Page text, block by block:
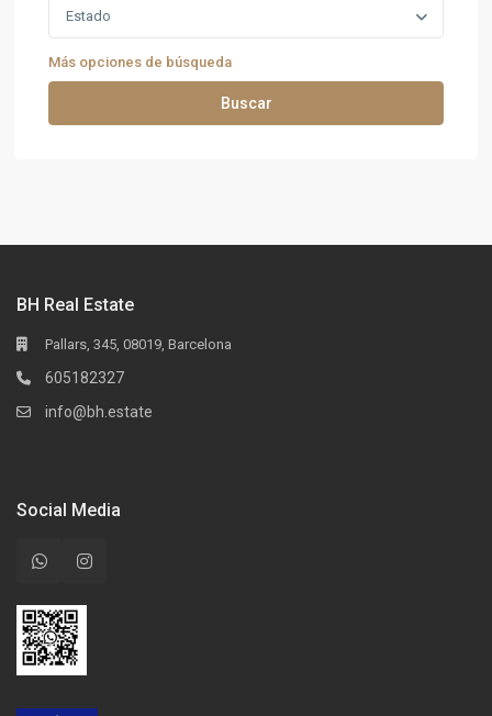
Estado
Más opciones de búsqueda
Buscar
BH Real Estate
Pallars, 345, 08019, Barcelona
605182327
info@bh.estate
Social Media